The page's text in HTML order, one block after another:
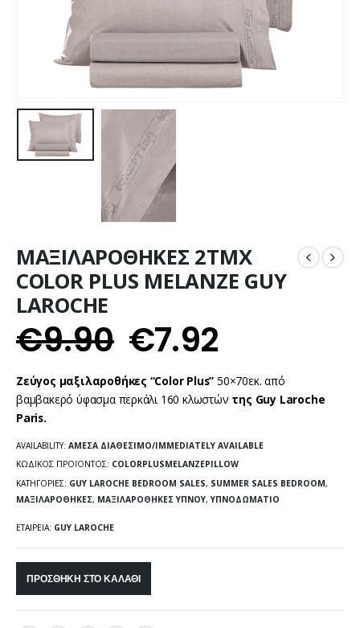
ΜΑΞΙΛΑΡΟΘΗΚΕΣ 2ΤΜΧ
COLOR PLUS MELANZE GUY
LAROCHE
€9.90 €7.92
Ζεύγος μαξιλαροθήκες “Color Plus” 50×70εκ. από
βαμβακερό ύφασμα περκάλι 160 κλωστών της Guy Laroche
Paris.
AVAILABILITY: ΆΜΕΣΑ ΔΙΑΘΈΣΙΜΟ/IMMEDIATELY AVAILABLE
ΚΩΔΙΚΌΣ ΠΡΟΪΌΝΤΟΣ: COLORPLUSMELANZEPILLOW
ΚΑΤΗΓΟΡΊΕΣ: GUY LAROCHE BEDROOM SALES, SUMMER SALES BEDROOM,
ΜΑΞΙΛΑΡΟΘΉΚΕΣ, ΜΑΞΙΛΑΡΟΘΉΚΕΣ ΎΠΝΟΥ,ΥΠΝΟΔΩΜΆΤΙΟ
ΕΤΑΙΡΕΊΑ: GUY LAROCHE
ΠΡΟΣΘΉΚΗ ΣΤΟ ΚΑΛΆΘΙ